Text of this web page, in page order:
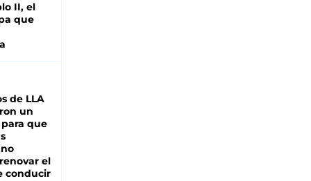
II, el
que
de LLA
un
que
el
conducir